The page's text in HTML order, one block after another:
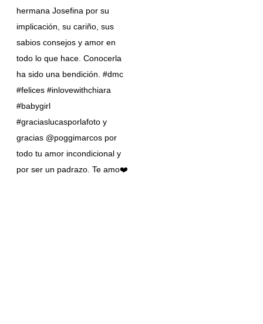
hermana Josefina por su
implicación, su cariño, sus
sabios consejos y amor en
todo lo que hace. Conocerla
ha sido una bendición. #dmc
#felices #inlovewithchiara
#babygirl
#graciaslucasporlafoto y
gracias @poggimarcos por
todo tu amor incondicional y
por ser un padrazo. Te amo❤️